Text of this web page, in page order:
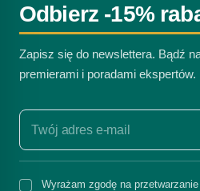
Odbierz -15%
Zapisz się do newslettera. Bądź
premierami i poradami ekspertów.
Wyrażam zgodę na